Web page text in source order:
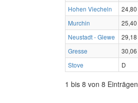
Hohen Viecheln
24,80
Murchin
25,40
Neustadt - Glewe
29,18
Gresse
30,06
Stove
D
1 bis 8 von 8 Einträgen